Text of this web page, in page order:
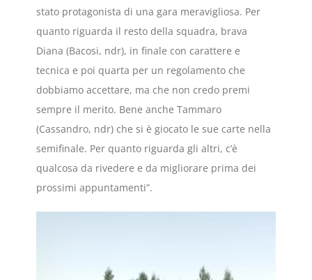
stato protagonista di una gara meravigliosa. Per
quanto riguarda il resto della squadra, brava
Diana (Bacosi, ndr), in finale con carattere e
tecnica e poi quarta per un regolamento che
dobbiamo accettare, ma che non credo premi
sempre il merito. Bene anche Tammaro
(Cassandro, ndr) che si è giocato le sue carte nella
semifinale. Per quanto riguarda gli altri, c’è
qualcosa da rivedere e da migliorare prima dei
prossimi appuntamenti”.